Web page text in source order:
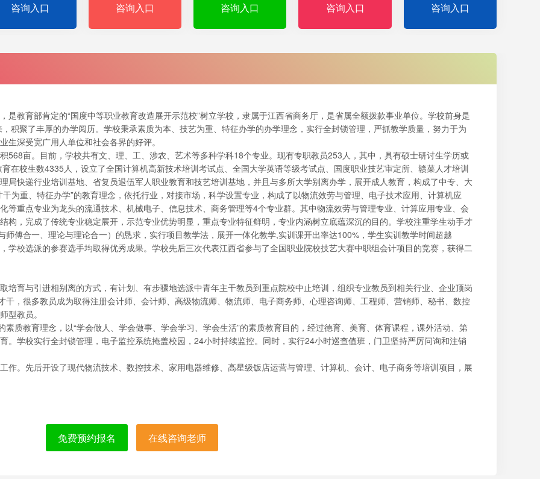
咨询入口
咨询入口
咨询入口
咨询入口
咨询入口
是教育部肯定的“国度中等职业教育改造展开示范校”树立学校，隶属于江西省商务厅，是省属全额拨款事业单位。学校前身是
积聚了丰厚的办学阅历。学校秉承素质为本、技艺为重、特征办学的办学理念，实行全封锁管理，严抓教学质量，努力于为
深受宽广用人单位和社会各界的好评。
568亩。目前，学校共有文、理、工、涉农、艺术等多种学科18个专业。现有专职教员253人，其中，具有硕士研讨生学历或
在校生数4335人，设立了全国计算机高新技术培训考试点、全国大学英语等级考试点、国度职业技艺审定所、赣菜人才培训
局快递行业培训基地、省复员退伍军人职业教育和技艺培训基地，并且与多所大学别离办学，展开成人教育，构成了中专、大
为重、特征办学”的教育理念，依托行业，对接市场，科学设置专业，构成了以物流效劳与管理、电子技术应用、计算机应
等重点专业为龙头的流通技术、机械电子、信息技术、商务管理等4个专业群。其中物流效劳与管理专业、计算应用专业、会
构，完成了传统专业稳定展开，示范专业优势明显，重点专业特征鲜明，专业内涵树立底蕴深沉的目的。学校注重学生动手才
师傅合一、理论与理论合一）的恳求，实行项目教学法，展开一体化教学,实训课开出率达100%，学生实训教学时间超越
学校选派的参赛选手均取得优秀成果。学校先后三次代表江西省参与了全国职业院校技艺大赛中职组会计项目的竞赛，获得二
培育与引进相别离的方式，有计划、有步骤地选派中青年主干教员到重点院校中止培训，组织专业教员到相关行业、企业顶岗
干，很多教员成为取得注册会计师、会计师、高级物流师、物流师、电子商务师、心理咨询师、工程师、营销师、秘书、数控
型教员。
素质教育理念，以“学会做人、学会做事、学会学习、学会生活”的素质教育目的，经过德育、美育、体育课程，课外活动、第
。学校实行全封锁管理，电子监控系统掩盖校园，24小时持续监控。同时，实行24小时巡查值班，门卫坚持严厉问询和注销
作。先后开设了现代物流技术、数控技术、家用电器维修、高星级饭店运营与管理、计算机、会计、电子商务等培训项目，展
免费预约报名 在线咨询老师